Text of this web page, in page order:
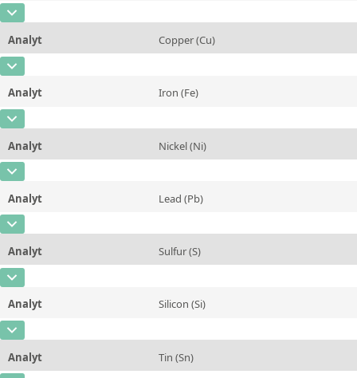
Methode
Einheit %
Zusätzliche Informationen
CAS-Nummer
Konzentration 0,013
Einheit
Analyt Copper (Cu)
CAS-Nummer
Konzentration 96,41
Einheit %
Zusätzliche Informationen
Analyt Iron (Fe)
CAS-Nummer
Konzentration 0,012
Einheit
Analyt Nickel (Ni)
CAS-Nummer
Konzentration 0,019
Einheit %
Zusätzliche Informationen
Analyt Lead (Pb)
CAS-Nummer
Konzentration 0,0066
Einheit
Analyt Sulfur (S)
CAS-Nummer
Konzentration 0,005
Einheit %
Zusätzliche Informationen
Analyt Silicon (Si)
CAS-Nummer
Konzentration 0,0019
Analyt Tin (Sn)